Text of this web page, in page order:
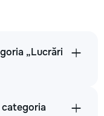
„Lucrări